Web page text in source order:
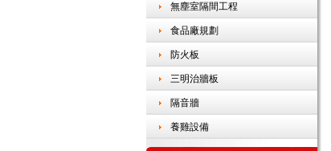
無塵室隔間工程
食品廠規劃
防火板
三明治牆板
隔音牆
養雞設備